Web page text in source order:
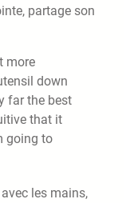
partage son
more
down
far the best
that it
going to
les mains,